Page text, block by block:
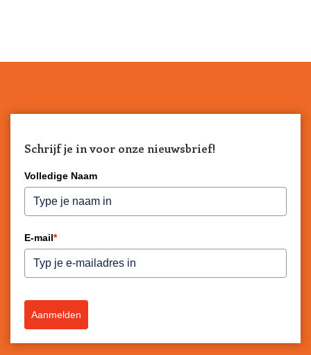
Schrijf je in voor onze nieuwsbrief!
Volledige Naam
E-mail*
Aanmelden